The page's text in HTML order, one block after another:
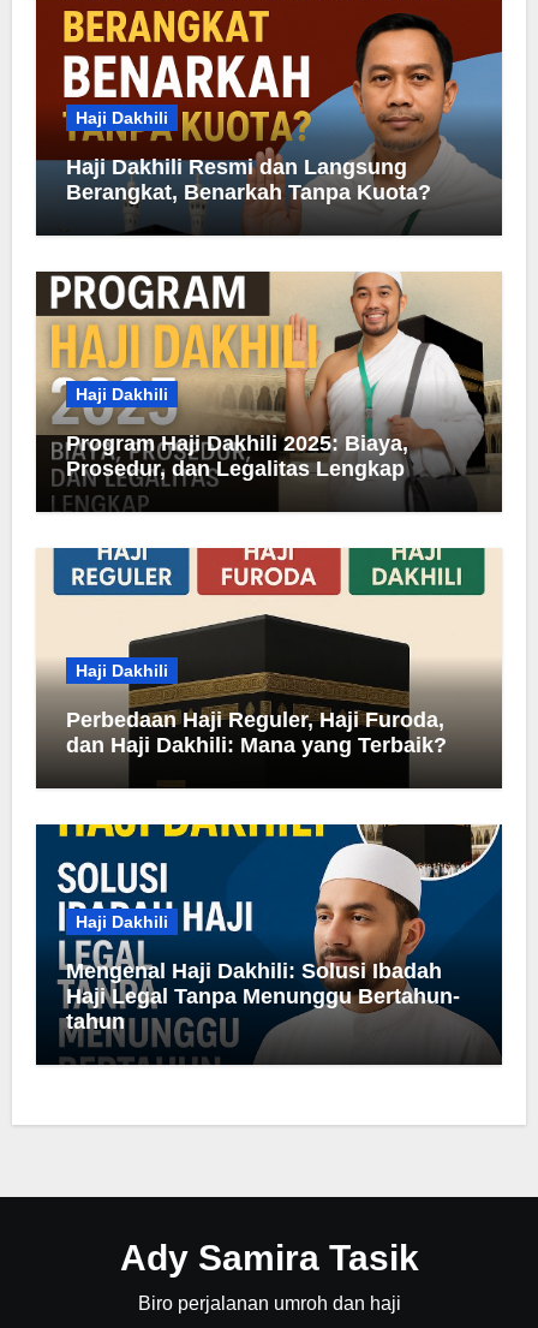
Haji Dakhili
Haji Dakhili Resmi dan Langsung
Berangkat, Benarkah Tanpa Kuota?
Haji Dakhili
Program Haji Dakhili 2025: Biaya,
Prosedur, dan Legalitas Lengkap
Haji Dakhili
Perbedaan Haji Reguler, Haji Furoda,
dan Haji Dakhili: Mana yang Terbaik?
Haji Dakhili
Mengenal Haji Dakhili: Solusi Ibadah
Haji Legal Tanpa Menunggu Bertahun-
tahun
Ady Samira Tasik
Biro perjalanan umroh dan haji